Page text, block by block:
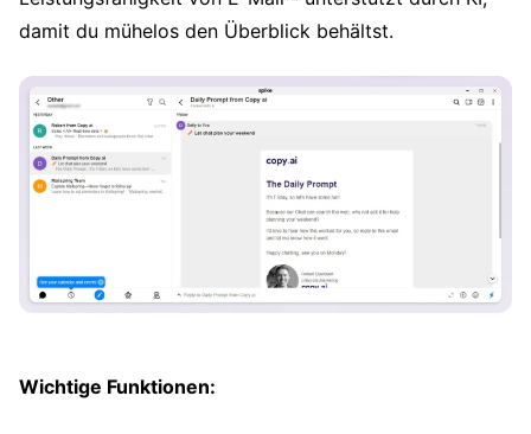
damit du mühelos den Überblick behältst.
Wichtige Funktionen: